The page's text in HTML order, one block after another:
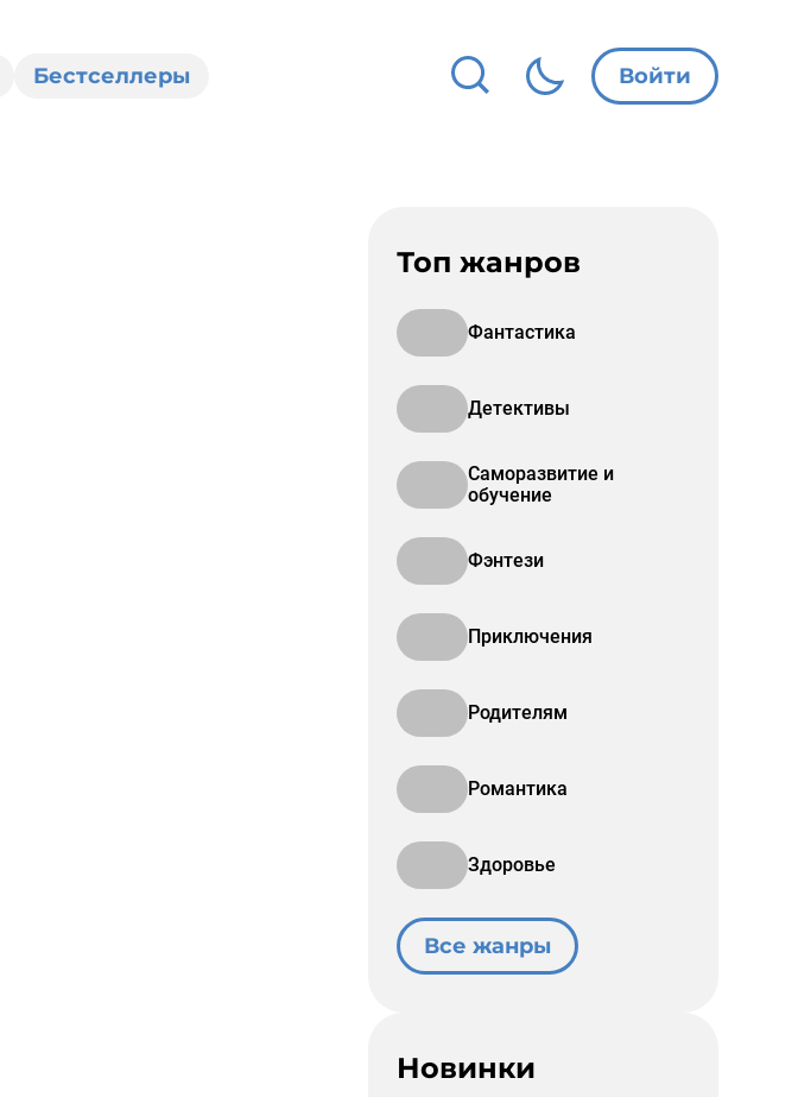
Бестселлеры Войти
Топ жанров
Фантастика
Детективы
Саморазвитие и
обучение
Фэнтези
Приключения
Родителям
Романтика
Здоровье
Все жанры
Новинки